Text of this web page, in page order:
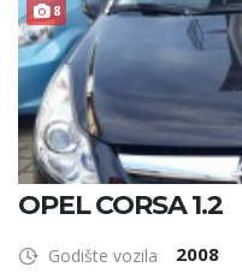
8
OPEL CORSA 1.2
Godište vozila 2008